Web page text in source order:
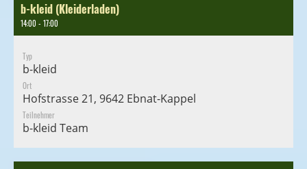
b-kleid (Kleiderladen)
14:00 - 17:00
Typ
b-kleid
Ort
Hofstrasse 21, 9642 Ebnat-Kappel
Teilnehmer
b-kleid Team